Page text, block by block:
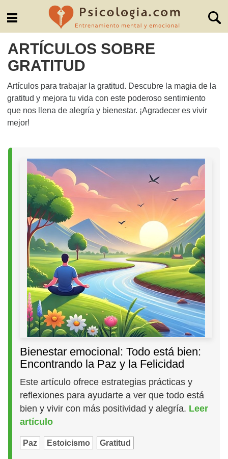
ARTÍCULOS SOBRE
GRATITUD
Artículos para trabajar la gratitud. Descubre la magia de la
gratitud y mejora tu vida con este poderoso sentimiento
que nos llena de alegría y bienestar. ¡Agradecer es vivir
mejor!
Bienestar emocional: Todo está bien:
Encontrando la Paz y la Felicidad
Este artículo ofrece estrategias prácticas y
reflexiones para ayudarte a ver que todo está
bien y vivir con más positividad y alegría. Leer
artículo
Paz Estoicismo Gratitud